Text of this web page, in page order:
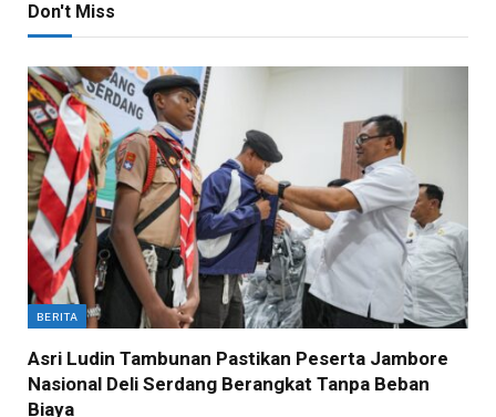
Don't Miss
BERITA
Asri Ludin Tambunan Pastikan Peserta Jambore
Nasional Deli Serdang Berangkat Tanpa Beban
Biaya